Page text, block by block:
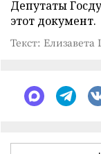
Депутаты
этот документ.
Текст: